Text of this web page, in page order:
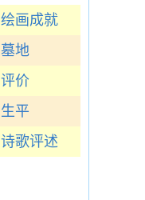
绘画成就
墓地
评价
生平
诗歌评述